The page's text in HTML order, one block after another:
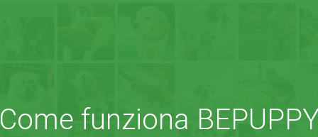
Come funziona